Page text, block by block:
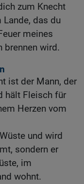
zum Knecht
das du
meines
brennen wird.
ist der Mann, der
hält Fleisch für
Herzen vom
und wird
sondern er
im
wohnt.